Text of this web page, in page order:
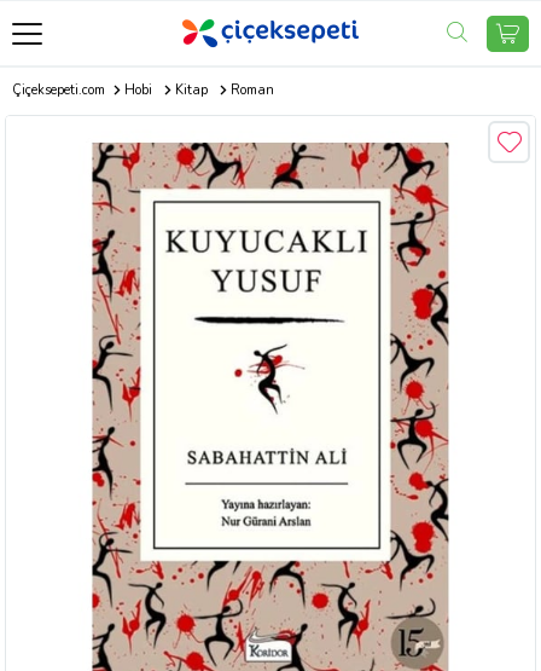
Çiçeksepeti.com Hobi Kitap Roman